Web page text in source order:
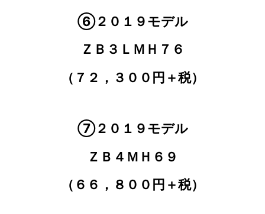
⑥２０１９モデル
ＺＢ３ＬＭＨ７６
（７２，３００円＋税）
⑦２０１９モデル
ＺＢ４ＭＨ６９
（６６，８００円＋税）